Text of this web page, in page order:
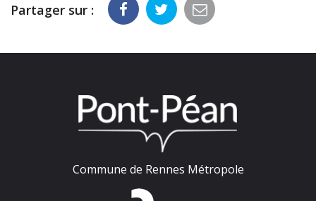
Partager sur :
Commune de Rennes Métropole